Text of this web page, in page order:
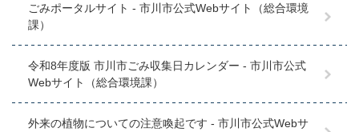
ごみポータルサイト - 市川市公式Webサイト（総合環境
課）
令和8年度版 市川市ごみ収集日カレンダー - 市川市公式
Webサイト（総合環境課）
外来の植物についての注意喚起です - 市川市公式Webサ